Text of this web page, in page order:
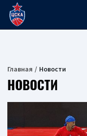
Главная Новости
НОВОСТИ